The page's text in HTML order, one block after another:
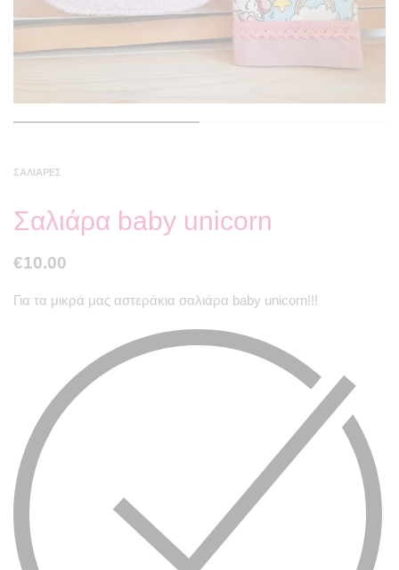
ΣΑΛΙΆΡΕΣ
Σαλιάρα baby unicorn
€10.00
Για τα μικρά μας αστεράκια σαλιάρα baby unicorn!!!